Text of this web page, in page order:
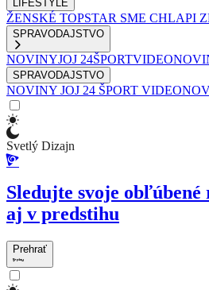
LIFESTYLE
ŽENSKÉ TOPSTAR SME CHLAPI
SPRAVODAJSTVO
NOVINYJOJ 24ŠPORT
SPRAVODAJSTVO
NOVINY JOJ 24 ŠPORT
Svetlý Dizajn
Sledujte svoje obľúbené
aj v predstihu
Prehrať